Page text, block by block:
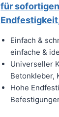
für
Einfach &
einfache &
Universeller
Betonkleber,
Hohe